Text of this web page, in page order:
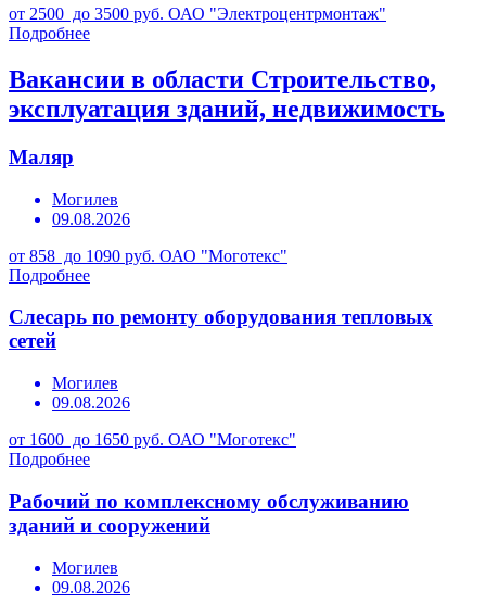
от 2500 до 3500 руб. ОАО "Электроцентрмонтаж"
Подробнее
Вакансии в области Строительство,
эксплуатация зданий, недвижимость
Маляр
Могилев
09.08.2026
от 858 до 1090 руб. ОАО "Моготекс"
Подробнее
Слесарь по ремонту оборудования тепловых
сетей
Могилев
09.08.2026
от 1600 до 1650 руб. ОАО "Моготекс"
Подробнее
Рабочий по комплексному обслуживанию
зданий и сооружений
Могилев
09.08.2026